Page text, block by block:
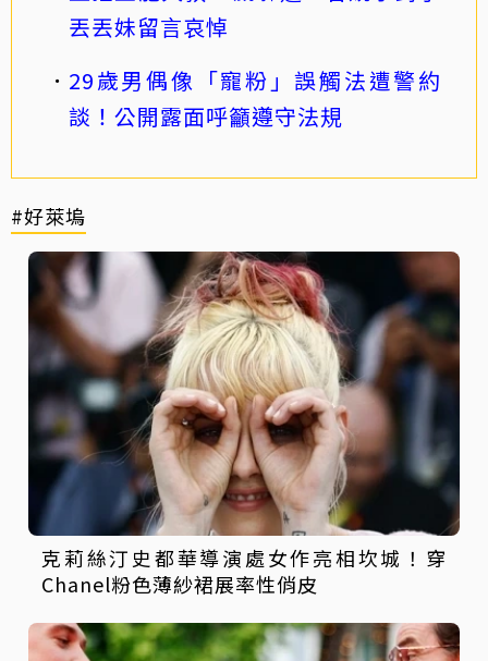
丟丟妹留言哀悼
29歲男偶像「寵粉」誤觸法遭警約
談！公開露面呼籲遵守法規
#好萊塢
克莉絲汀史都華導演處女作亮相坎城！穿
Chanel粉色薄紗裙展率性俏皮